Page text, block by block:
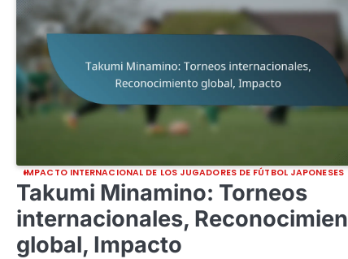
IMPACTO INTERNACIONAL DE LOS JUGADORES DE FÚTBOL JAPONESES
Takumi Minamino: Torneos
internacionales,
global, Impacto